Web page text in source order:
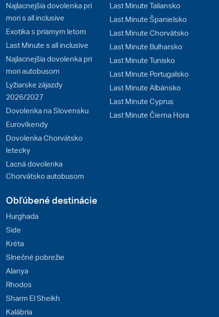
Najlacnejšia dovolenka pri
mori s all inclusive
Exotika s priamym letom
Last Minute s all inclusive
Najlacnejšia dovolenka pri
mori autobusom
Lyžiarske zájazdy
2026/2027
Dovolenka na Slovensku
Eurovíkendy
Dovolenka Chorvátsko
letecky
Lacná dovolenka
Chorvátsko autobusom
Last Minute Taliansko
Last Minute Španielsko
Last Minute Chorvátsko
Last Minute Bulharsko
Last Minute Tunisko
Last Minute Portugalsko
Last Minute Albánsko
Last Minute Cyprus
Last Minute Čierna Hora
Obľúbené destinácie
Hurghada
Side
Kréta
Slnečné pobrežie
Alanya
Rhodos
Sharm El Sheikh
Kalábria